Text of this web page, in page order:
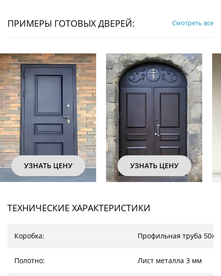
ПРИМЕРЫ ГОТОВЫХ ДВЕРЕЙ: Смотреть все
УЗНАТЬ ЦЕНУ УЗНАТЬ ЦЕНУ
ТЕХНИЧЕСКИЕ ХАРАКТЕРИСТИКИ
Коробка: Профильная труба
Полотно: Лист металла 3 мм